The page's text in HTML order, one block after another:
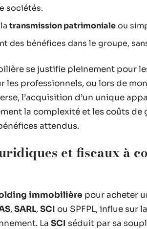
sociétés.
transmission patrimonialeou
des bénéfices dans le groupe,
se justifie pleinement pour
les professionnels, ou lors de
l’acquisition d’un unique
la complexité et les coûts de
attendus.
et fiscaux à
immobilière pour acheter
,SARL,SCI ou SPFPL, influe sur
La SCI séduit par sa